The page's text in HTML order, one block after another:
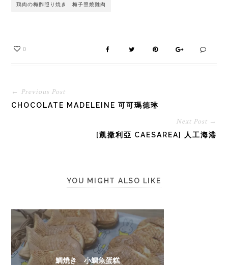
鶏肉の梅酢照り焼き 梅子照燒雞肉
0
← Previous Post
CHOCOLATE MADELEINE 可可瑪德琳
Next Post →
[凱撒利亞 CAESAREA] 人工海港
YOU MIGHT ALSO LIKE
鯛焼き 小鯛魚蛋糕